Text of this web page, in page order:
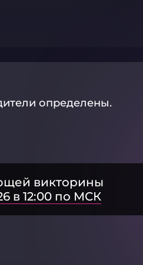
определены.
викторины
в 12:00 по МСК